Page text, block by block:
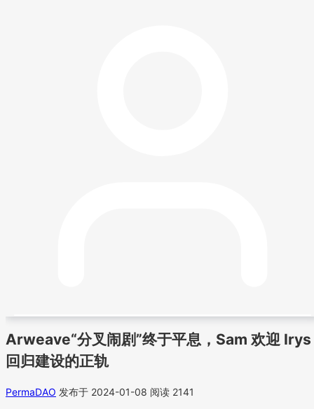
Arweave“分叉闹剧”终于平息，Sam 欢迎 Irys
回归建设的正轨
PermaDAO 发布于 2024-01-08 阅读 2141